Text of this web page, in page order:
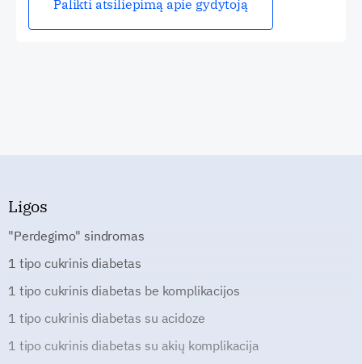
Palikti atsiliepimą apie gydytoją
Ligos
"Perdegimo" sindromas
1 tipo cukrinis diabetas
1 tipo cukrinis diabetas be komplikacijos
1 tipo cukrinis diabetas su acidoze
1 tipo cukrinis diabetas su akių komplikacija